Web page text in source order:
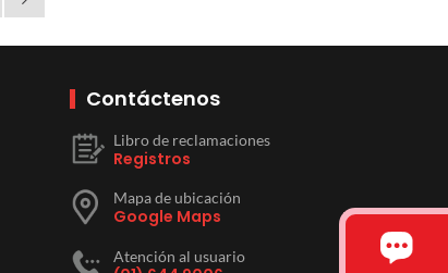
Contáctenos
Libro de reclamaciones
Registros
Mapa de ubicación
Google Maps
Atención al usuario